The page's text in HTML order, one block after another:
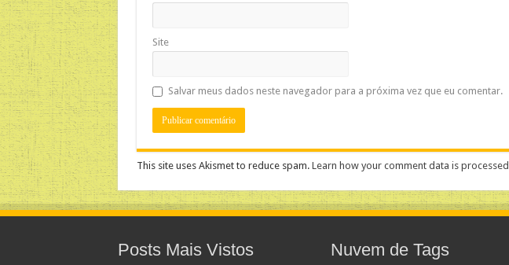
Site
Salvar meus dados neste navegador para a próxima vez que eu comentar.
This site uses Akismet to reduce spam. Learn how your comment data is processed
Posts Mais Vistos Nuvem de Tags